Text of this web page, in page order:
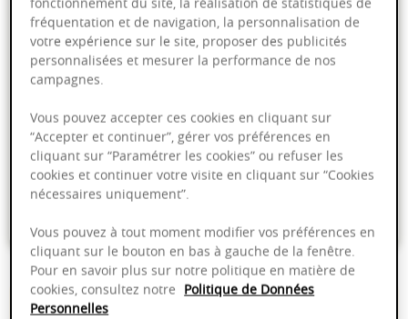
Livraison offerte dans nos points de vente
Emballage anti-casse
12,50%
fréquentation et de navigation, la personnalisation de
votre expérience sur le site, proposer des publicités
personnalisées et mesurer la performance de nos
campagnes.
Vous pouvez accepter ces cookies en cliquant sur
“Accepter et continuer”, gérer vos préférences en
cliquant sur “Paramétrer les cookies” ou refuser les
cookies et continuer votre visite en cliquant sur “Cookies
nécessaires uniquement”.
Vous pouvez à tout moment modifier vos préférences en
cliquant sur le bouton en bas à gauche de la fenêtre.
Pour en savoir plus sur notre politique en matière de
cookies, consultez notre Politique de Données
Personnelles